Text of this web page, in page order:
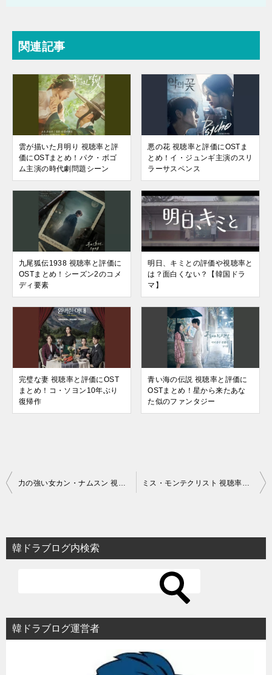
関連記事
雲が描いた月明り 視聴率と評
価にOSTまとめ！パク・ボゴ
ム主演の時代劇問題シーン
悪の花 視聴率と評価にOSTま
とめ！イ・ジュンギ主演のスリ
ラーサスペンス
九尾狐伝1938 視聴率と評価に
OSTまとめ！シーズン2のコメ
ディ要素
明日、キミとの評価や視聴率と
は？面白くない？【韓国ドラ
マ】
完璧な妻 視聴率と評価にOST
まとめ！コ・ソヨン10年ぶり
復帰作
青い海の伝説 視聴率と評価に
OSTまとめ！星から来たあな
た似のファンタジー
投
ビ
ゲ
ョ
ン
韓ドラブログ内検索
韓ドラブログ運営者